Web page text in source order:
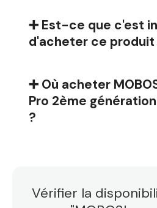
➕ Est-ce que c'est
d'acheter ce produit
➕ Où acheter
Pro 2ème
?
Vérifier la